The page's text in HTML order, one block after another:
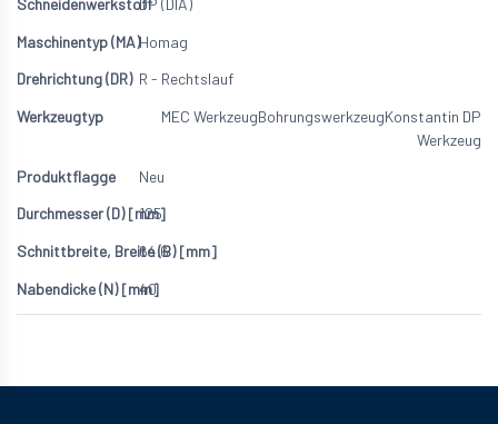
DP (DIA)
Homag
R - Rechtslauf
MEC WerkzeugBohrungswerkzeugKonstantin DP
Werkzeug
Neu
125
64.6
40